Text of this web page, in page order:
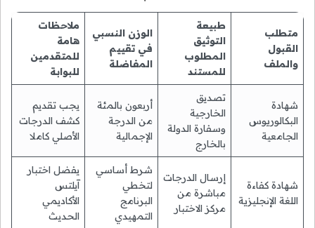
متطلب
القبول
والملف
طبيعة
التوثيق
المطلوب
للمستند
الوزن النسبي
في تقييم
المفاضلة
ملاحظات
هامة
للمتقدمين
للبوابة
شهادة
البكالوريوس
الجامعية
تصديق
الخارجية
وسفارة الدولة
بالخارج
أربعون بالمئة
من الدرجة
الإجمالية
يجب تقديم
كشف الدرجات
الأصلي كاملا
شهادة كفاءة
اللغة الإنجليزية
إرسال الدرجات
مباشرة من
مركز الاختبار
شرط أساسي
لتخطي
البرنامج
التمهيدي
يفضل اختبار
آيلتس
الأكاديمي
الحديث